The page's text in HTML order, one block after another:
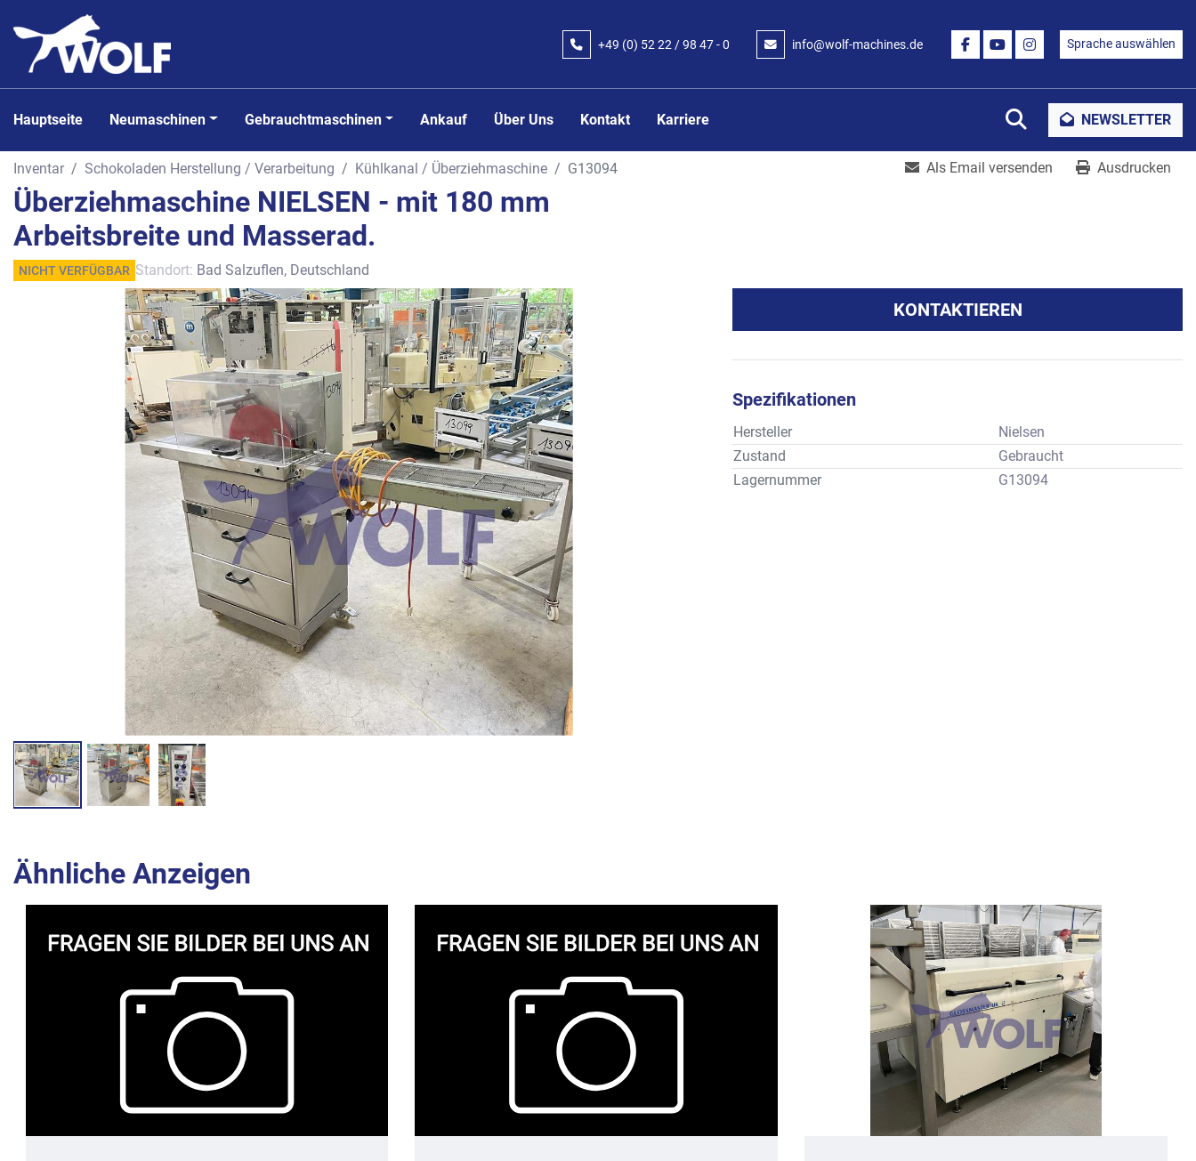
+49 (0) 52 22 / 98 47 - 0 info@wolf-machines.de
FACEBOOK
YOUTUBEINSTAGRAM
Sprache auswählen
Hauptseite Neumaschinen Gebrauchtmaschinen Ankauf Über Uns Kontakt Karriere SucheNEWSLETTER
Inventar Schokoladen Herstellung / Verarbeitung Kühlkanal / Überziehmaschine G13094 Als Email versenden Ausdrucken
Überziehmaschine NIELSEN - mit 180 mm
Arbeitsbreite und Masserad.
NICHT VERFÜGBAR Standort: Bad Salzuflen, Deutschland
KONTAKTIEREN
Spezifikationen
Hersteller
Nielsen
Zustand
Gebraucht
Lagernummer
G13094
Ähnliche Anzeigen